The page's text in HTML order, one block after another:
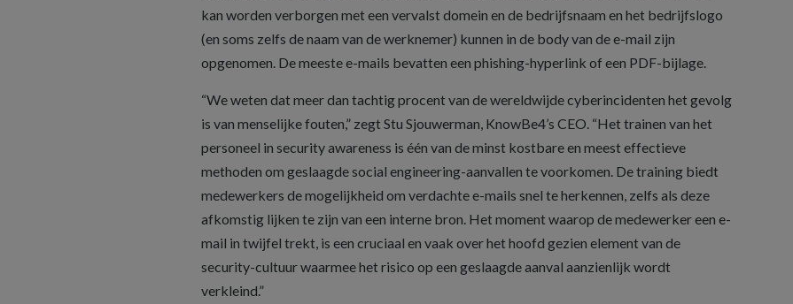
kan worden verborgen met een vervalst domein en de bedrijfsnaam en het bedrijfslogo
(en soms zelfs de naam van de werknemer) kunnen in de body van de e-mail zijn
opgenomen. De meeste e-mails bevatten een phishing-hyperlink of een PDF-bijlage.
“We weten dat meer dan tachtig procent van de wereldwijde cyberincidenten het gevolg
is van menselijke fouten,” zegt Stu Sjouwerman, KnowBe4’s CEO. “Het trainen van het
personeel in security awareness is één van de minst kostbare en meest effectieve
methoden om geslaagde social engineering-aanvallen te voorkomen. De training biedt
medewerkers de mogelijkheid om verdachte e-mails snel te herkennen, zelfs als deze
afkomstig lijken te zijn van een interne bron. Het moment waarop de medewerker een e-
mail in twijfel trekt, is een cruciaal en vaak over het hoofd gezien element van de
security-cultuur waarmee het risico op een geslaagde aanval aanzienlijk wordt
verkleind.”